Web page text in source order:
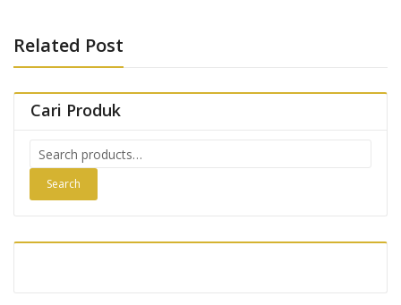
Related Post
Cari Produk
Search
for:
Search